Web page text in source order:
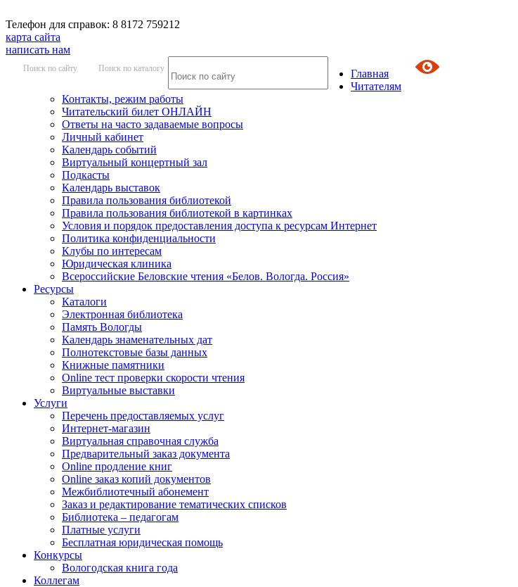
Телефон для справок: 8 8172 759212
карта сайта
написать нам
Поиск по сайту Поиск по каталогу
Главная
Читателям
Контакты, режим работы
Читательский билет ОНЛАЙН
Ответы на часто задаваемые вопросы
Личный кабинет
Календарь событий
Виртуальный концертный зал
Подкасты
Календарь выставок
Правила пользования библиотекой
Правила пользования библиотекой в картинках
Условия и порядок предоставления доступа к ресурсам Интернет
Политика конфиденциальности
Клубы по интересам
Юридическая клиника
Всероссийские Беловские чтения «Белов. Вологда. Россия»
Ресурсы
Каталоги
Электронная библиотека
Память Вологды
Календарь знаменательных дат
Полнотекстовые базы данных
Книжные памятники
Online тест проверки скорости чтения
Виртуальные выставки
Услуги
Перечень предоставляемых услуг
Интернет-магазин
Виртуальная справочная служба
Предварительный заказ документа
Online продление книг
Online заказ копий документов
Межбиблиотечный абонемент
Заказ и редактирование тематических списков
Библиотека – педагогам
Платные услуги
Бесплатная юридическая помощь
Конкурсы
Вологодская книга года
Коллегам